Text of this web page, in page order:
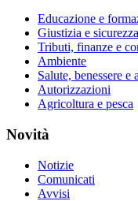
Educazione e
Giustizia e
Tributi, finanze e
Ambiente
Salute, benessere e
Autorizzazioni
Agricoltura e pesca
Novità
Notizie
Comunicati
Avvisi